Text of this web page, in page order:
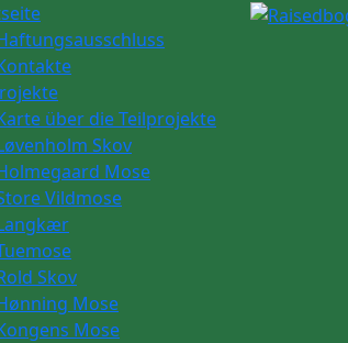
über die Teilprojekte
Skov
Mose
Vildmose
Skov
Mose
Mose